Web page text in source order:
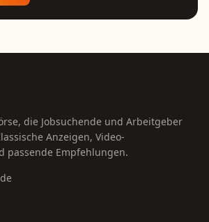
die Jobsuchende und Arbeitgeber
Anzeigen, Video-
passende Empfehlungen.